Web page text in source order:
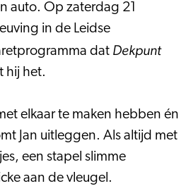
auto. Op zaterdag 21
in de Leidse
dat Dekpunt
hij het.
elkaar te maken hebben én
Jan uitleggen. Als altijd met
een stapel slimme
aan de vleugel.